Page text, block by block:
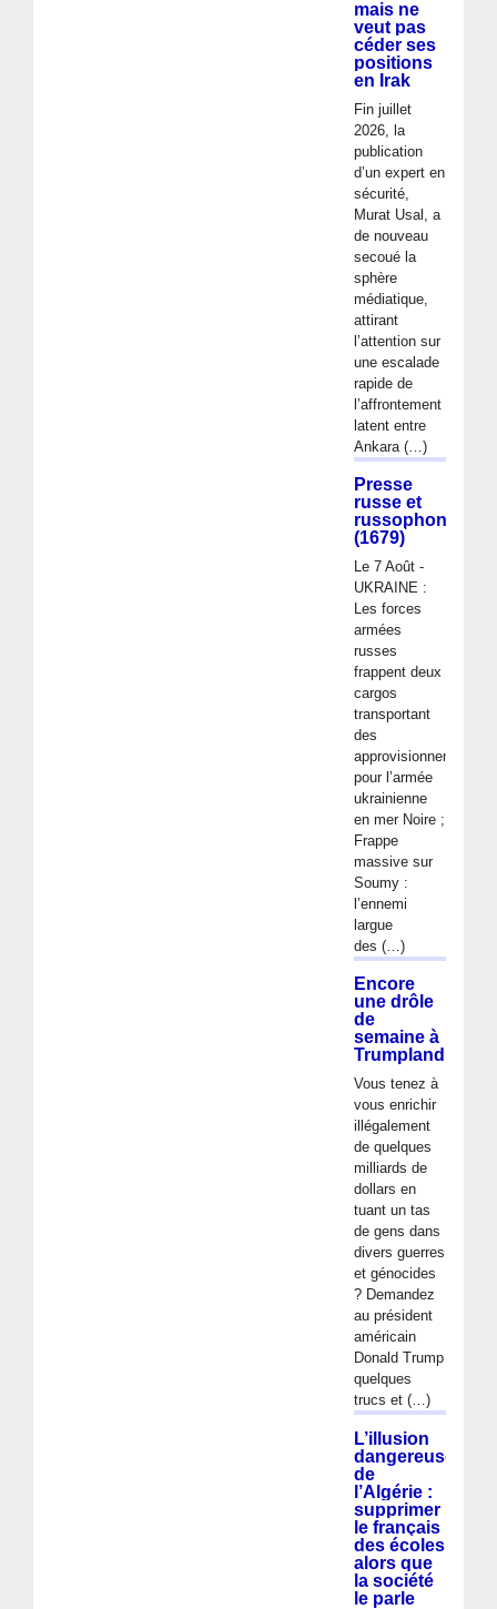
mais ne
veut pas
céder ses
positions
en Irak
Fin juillet
2026, la
publication
d’un expert en
sécurité,
Murat Usal, a
de nouveau
secoué la
sphère
médiatique,
attirant
l’attention sur
une escalade
rapide de
l’affrontement
latent entre
Ankara (…)
Presse
russe et
russophone
(1679)
Le 7 Août -
UKRAINE :
Les forces
armées
russes
frappent deux
cargos
transportant
des
approvisionnements
pour l’armée
ukrainienne
en mer Noire ;
Frappe
massive sur
Soumy :
l’ennemi
largue
des (…)
Encore
une drôle
de
semaine à
Trumpland
Vous tenez à
vous enrichir
illégalement
de quelques
milliards de
dollars en
tuant un tas
de gens dans
divers guerres
et génocides
? Demandez
au président
américain
Donald Trump
quelques
trucs et (…)
L’illusion
dangereuse
de
l’Algérie :
supprimer
le français
des écoles
alors que
la société
le parle